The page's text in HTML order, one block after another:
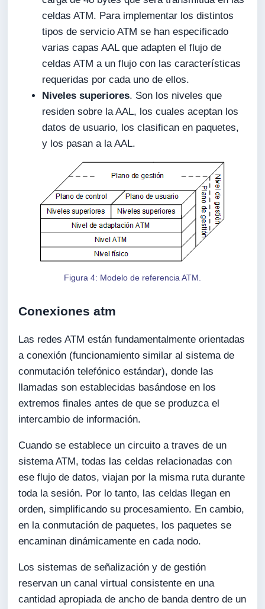
celdas ATM. Para implementar los distintos
tipos de servicio ATM se han especificado
varias capas AAL que adapten el flujo de
celdas ATM a un flujo con las características
requeridas por cada uno de ellos.
Niveles superiores. Son los niveles que
residen sobre la AAL, los cuales aceptan los
datos de usuario, los clasifican en paquetes,
y los pasan a la AAL.
Figura 4: Modelo de referencia ATM.
Conexiones atm
Las redes ATM están fundamentalmente orientadas
a conexión (funcionamiento similar al sistema de
conmutación telefónico estándar), donde las
llamadas son establecidas basándose en los
extremos finales antes de que se produzca el
intercambio de información.
Cuando se establece un circuito a traves de un
sistema ATM, todas las celdas relacionadas con
ese flujo de datos, viajan por la misma ruta durante
toda la sesión. Por lo tanto, las celdas llegan en
orden, simplificando su procesamiento. En cambio,
en la conmutación de paquetes, los paquetes se
encaminan dinámicamente en cada nodo.
Los sistemas de señalización y de gestión
reservan un canal virtual consistente en una
cantidad apropiada de ancho de banda dentro de un